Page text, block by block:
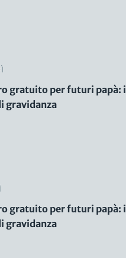
gratuito per futuri papà: il
gravidanza
gratuito per futuri papà: il
gravidanza